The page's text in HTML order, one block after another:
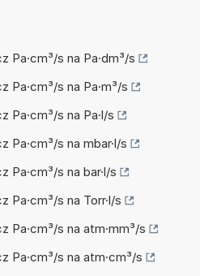
Pa·cm³/s na Pa·dm³/s
Pa·cm³/s na Pa·m³/s
Pa·cm³/s na Pa·l/s
Pa·cm³/s na mbar·l/s
Pa·cm³/s na bar·l/s
Pa·cm³/s na Torr·l/s
Pa·cm³/s na atm·mm³/s
Pa·cm³/s na atm·cm³/s